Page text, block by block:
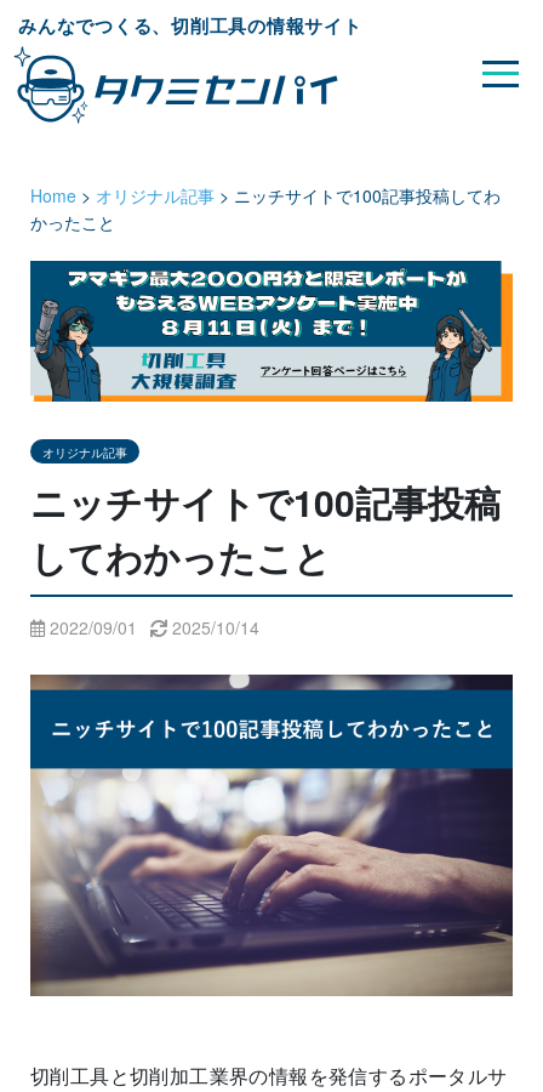
みんなでつくる、切削工具の情報サイト
Home > オリジナル記事 > ニッチサイトで100記事投稿してわ
かったこと
オリジナル記事
ニッチサイトで100記事投稿
してわかったこと
2022/09/01 2025/10/14
切削工具と切削加工業界の情報を発信するポータルサ